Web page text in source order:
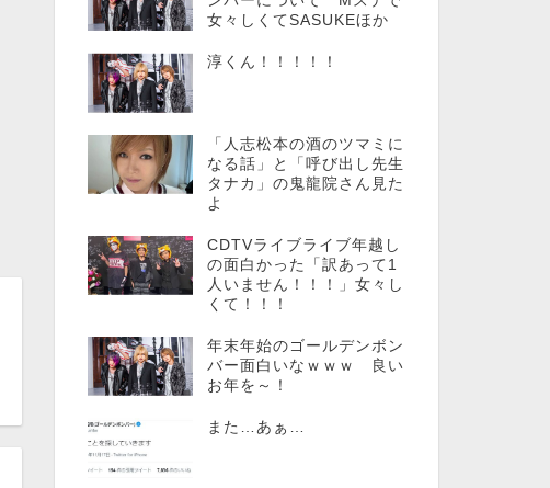
女々しくてSASUKEほか
淳くん！！！！！
「人志松本の酒のツマミに
なる話」と「呼び出し先生
タナカ」の鬼龍院さん見た
よ
CDTVライブライブ年越し
の面白かった「訳あって1
人いません！！！」女々し
くて！！！
年末年始のゴールデンボン
バー面白いなｗｗｗ 良い
お年を～！
また…あぁ…